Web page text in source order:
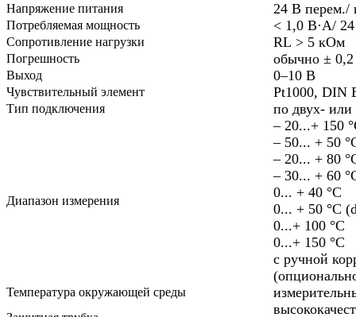
Напряжение питания 24 В перем./
Потребляемая мощность < 1,0 В·А/
Сопротивление нагрузки RL > 5 кОм
Погрешность обычно ±
Выход 0–10 B
Чувствительный элемент Pt1000, DIN
Тип подключения по двух- или
Диапазон измерения
– 20...+ 150
– 50... + 50
– 20... + 80
– 30... + 60
0... + 40 °C
0... + 50 °C
0...+ 100 °C
0...+ 150 °C
с ручной
Температура окружающей среды